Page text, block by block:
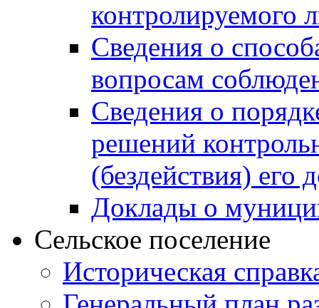
контролируемого
Сведения о
вопросам
Сведения о
решений
(бездействия)
Доклады о
Сельское поселение
Историческая